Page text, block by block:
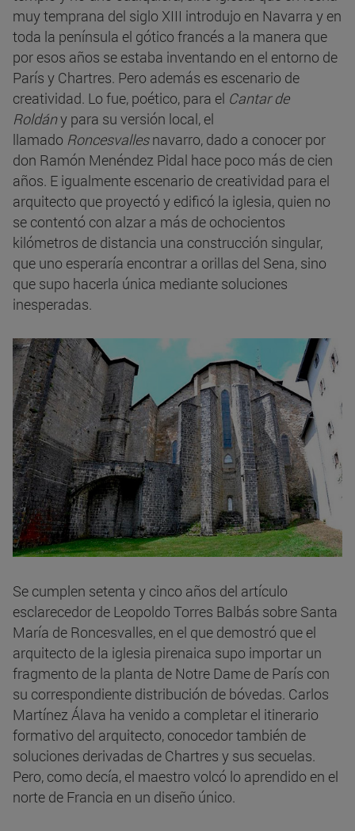
muy temprana del siglo XIII introdujo en Navarra y en
toda la península el gótico francés a la manera que
por esos años se estaba inventando en el entorno de
París y Chartres. Pero además es escenario de
creatividad. Lo fue, poético, para el Cantar de
Roldány para su versión local, el
llamado Roncesvallesnavarro, dado a conocer por
don Ramón Menéndez Pidal hace poco más de cien
años. E igualmente escenario de creatividad para el
arquitecto que proyectó y edificó la iglesia, quien no
se contentó con alzar a más de ochocientos
kilómetros de distancia una construcción singular,
que uno esperaría encontrar a orillas del Sena, sino
que supo hacerla única mediante soluciones
inesperadas.
Se cumplen setenta y cinco años del artículo
esclarecedor de Leopoldo Torres Balbás sobre Santa
María de Roncesvalles, en el que demostró que el
arquitecto de la iglesia pirenaica supo importar un
fragmento de la planta de Notre Dame de París con
su correspondiente distribución de bóvedas. Carlos
Martínez Álava ha venido a completar el itinerario
formativo del arquitecto, conocedor también de
soluciones derivadas de Chartres y sus secuelas.
Pero, como decía, el maestro volcó lo aprendido en el
norte de Francia en un diseño único.